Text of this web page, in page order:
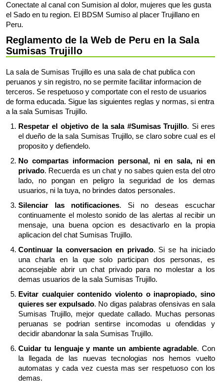
Conectate al canal con Sumision al dolor, mujeres que les gusta
el Sado en tu region. El BDSM Sumiso al placer Trujillano en
Peru.
Reglamento de la Web de Peru en la Sala
Sumisas Trujillo
La sala de Sumisas Trujillo es una sala de chat publica con
peruanos y sin registro, no se permite facilitar informacion de
terceros. Se respetuoso y comportate con el resto de usuarios
de forma educada. Sigue las siguientes reglas y normas, si entra
a la sala Sumisas Trujillo.
Respetar el objetivo de la sala #Sumisas Trujillo. Si eres
el dueño de la sala Sumisas Trujillo, se claro sobre cual es el
proposito y defiendelo.
No compartas informacion personal, ni en sala, ni en
privado. Recuerda es un chat y no sabes quien esta del otro
lado, no pongan en peligro la seguridad de los demas
usuarios, ni la tuya, no brindes datos personales.
Silenciar las notificaciones. Si no deseas escuchar
continuamente el molesto sonido de las alertas al recibir un
mensaje, una buena opcion es desactivarlo en la propia
aplicacion del chat Sumisas Trujillo.
Continuar la conversacion en privado. Si se ha iniciado
una charla en la que solo participan dos personas, es
aconsejable abrir un chat privado para no molestar a los
demas usuarios de la sala Sumisas Trujillo.
Evitar cualquier contenido violento o inapropiado, sino
quieres ser expulsado. No digas palabras ofensivas en sala
Sumisas Trujillo, mejor quedate callado. Muchas personas
peruanas se podrian sentirse incomodas u ofendidas y
decidir abandonar la sala Sumisas Trujillo.
Cuidar tu lenguaje y mante un ambiente agradable. Con
la llegada de las nuevas tecnologias nos hemos vuelto
automatas y cada vez cuesta mas ser respetuoso con los
demas.